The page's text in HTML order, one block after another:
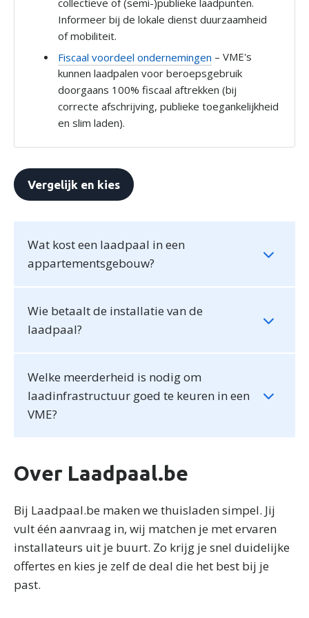
partners voor social media, adverteren en analyse. Deze
partners kunnen deze gegevens combineren met andere
verzameld op basis van uw gebruik van hun services.
collectieve of (semi-)publieke laadpunten.
Informeer bij de lokale dienst duurzaamheid
of mobiliteit.
Fiscaal voordeel ondernemingen – VME's
kunnen laadpalen voor beroepsgebruik
doorgaans 100% fiscaal aftrekken (bij
correcte afschrijving, publieke toegankelijkheid
en slim laden).
Vergelijk en kies
Wat kost een laadpaal in een
appartementsgebouw?
Wie betaalt de installatie van de
laadpaal?
Welke meerderheid is nodig om
laadinfrastructuur goed te keuren in een
VME?
Over Laadpaal.be
Bij Laadpaal.be maken we thuisladen simpel. Jij
vult één aanvraag in, wij matchen je met ervaren
installateurs uit je buurt. Zo krijg je snel duidelijke
offertes en kies je zelf de deal die het best bij je
past.